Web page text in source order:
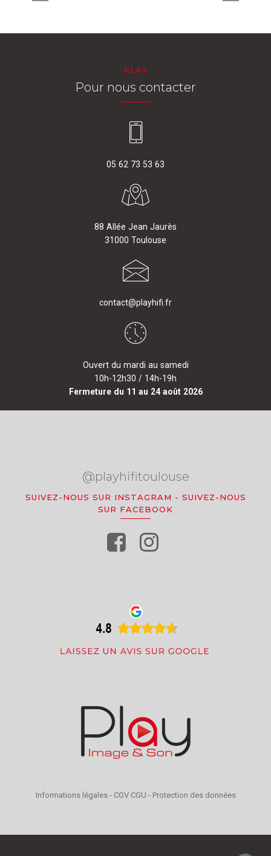
PLAY
Pour nous contacter
05 62 73 53 63
88 Allée Jean Jaurès
31000 Toulouse
contact@playhifi.fr
Ouvert du mardi au samedi
10h-12h30 / 14h-19h
Fermeture du 11 au 24 août 2026
@playhifitoulouse
SUIVEZ-NOUS SUR INSTAGRAM - SUIVEZ-NOUS
SUR FACEBOOK
Informations légales- CGV CGU - Protection des données